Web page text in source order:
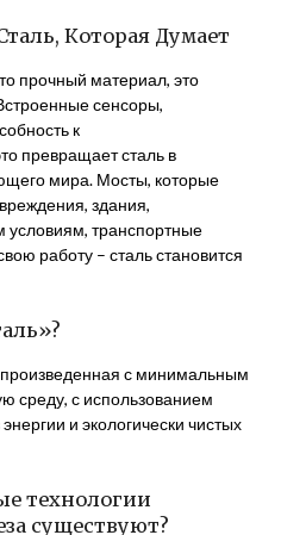
Которая Думает
прочный материал, это
сенсоры,
к
превращает сталь в
мира. Мосты, которые
здания,
транспортные
работу – сталь становится
произведенная с минимальным
среду, с использованием
и экологически чистых
технологии
существуют?